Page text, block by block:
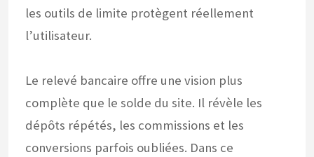
les outils de limite protègent réellement
l’utilisateur.
Le relevé bancaire offre une vision plus
complète que le solde du site. Il révèle les
dépôts répétés, les commissions et les
conversions parfois oubliées. Dans ce